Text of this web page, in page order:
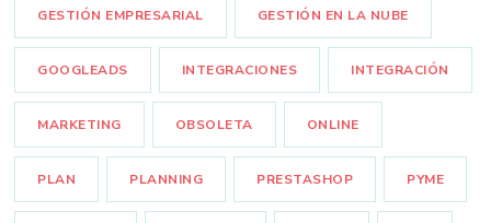
GESTIÓN EMPRESARIAL GESTIÓN EN LA NUBE
GOOGLEADS INTEGRACIONES INTEGRACIÓN
MARKETING OBSOLETA ONLINE
PLAN PLANNING PRESTASHOP PYME